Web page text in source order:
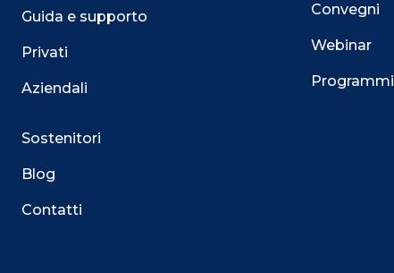
Guida e supporto
Privati
Aziendali
Sostenitori
Blog
Contatti
Convegni
Webinar
Programmi